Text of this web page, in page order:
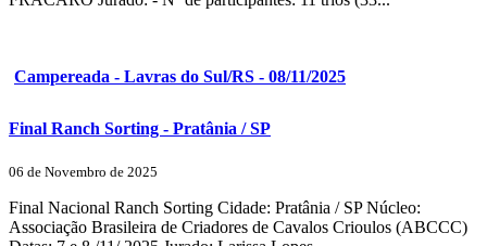
Campereada - Lavras do Sul/RS - 08/11/2025
Final Ranch Sorting - Pratânia / SP
06 de Novembro de 2025
Final Nacional Ranch Sorting Cidade: Pratânia / SP Núcleo:
Associação Brasileira de Criadores de Cavalos Crioulos (ABCCC)